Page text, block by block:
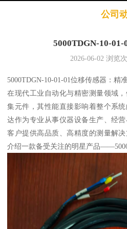
公司
5000TDGN-10-01-
2026-06-02 浏览
5000TDGN-10-01-01位移传感器：精
在现代工业自动化与精密测量领域
集元件，其性能直接影响着整个系
达作为专业从事仪器设备生产、经
客户提供高品质、高精度的测量解
介绍一款备受关注的明星产品